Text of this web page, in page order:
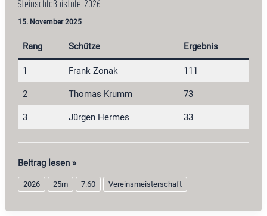
Steinschloßpistole 2026
15. November 2025
Rang Schütze Ergebnis
1 Frank Zonak 111
2 Thomas Krumm 73
3 Jürgen Hermes 33
Steinschloßpistole
2026
Beitrag lesen »
2026 25m 7.60 Vereinsmeisterschaft